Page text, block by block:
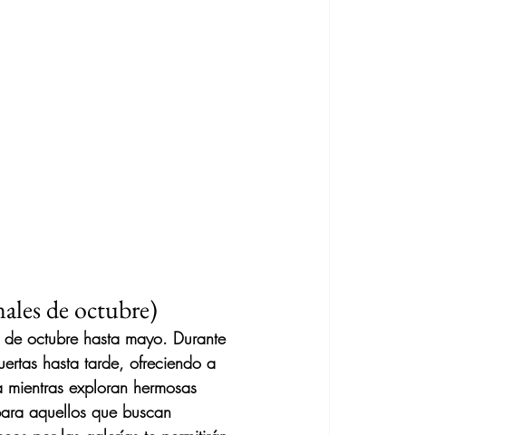
de octubre)
octubre hasta mayo. Durante
hasta tarde, ofreciendo a
exploran hermosas
aquellos que buscan